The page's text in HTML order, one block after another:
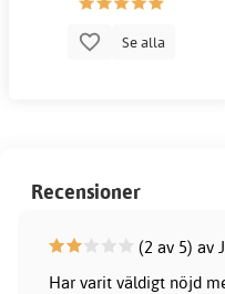
Se alla
Recensioner
(2 av 5) av
Har varit väldigt nöjd